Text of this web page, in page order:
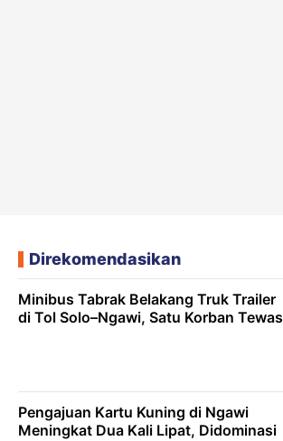
Direkomendasikan
Minibus Tabrak Belakang Truk Trailer
di Tol Solo–Ngawi, Satu Korban Tewas
Pengajuan Kartu Kuning di Ngawi
Meningkat Dua Kali Lipat, Didominasi